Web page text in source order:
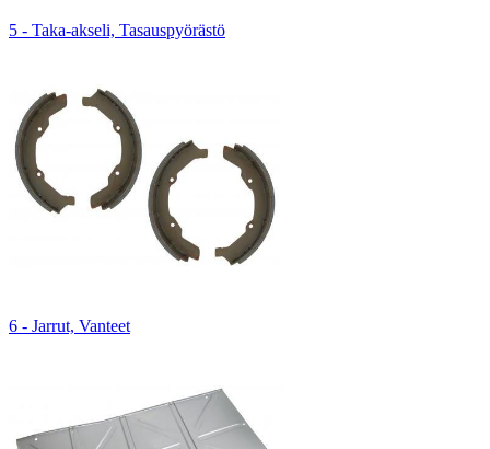
5 - Taka-akseli, Tasauspyörästö
6 - Jarrut, Vanteet